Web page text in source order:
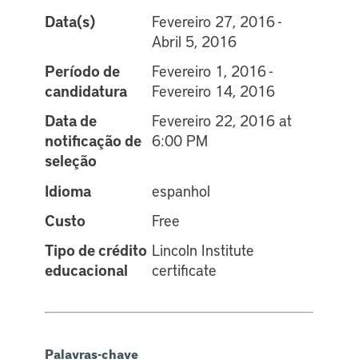
Data(s)
Fevereiro 27, 2016 -
Abril 5, 2016
Período de
candidatura
Fevereiro 1, 2016 -
Fevereiro 14, 2016
Data de
notificação de
seleção
Fevereiro 22, 2016 at
6:00 PM
Idioma
espanhol
Custo
Free
Tipo de crédito
educacional
Lincoln Institute
certificate
Palavras-chave